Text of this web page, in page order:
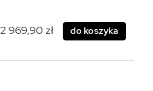
2 969,90 zł do koszyka